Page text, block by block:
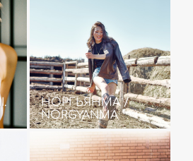
НОРГЬЯНМА /
NORGYANMA